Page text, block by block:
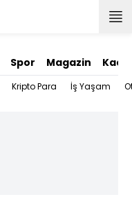
Spor Magazin
Kripto Para İş Yaşam